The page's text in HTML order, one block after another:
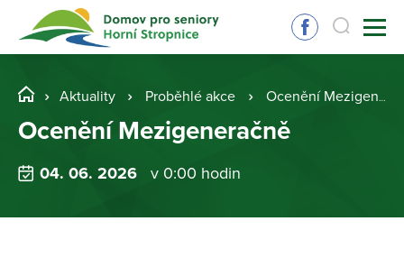
Aktuality Proběhlé akce Ocenění Mezigeneračně
Ocenění Mezigeneračně
04. 06. 2026 v 0:00 hodin